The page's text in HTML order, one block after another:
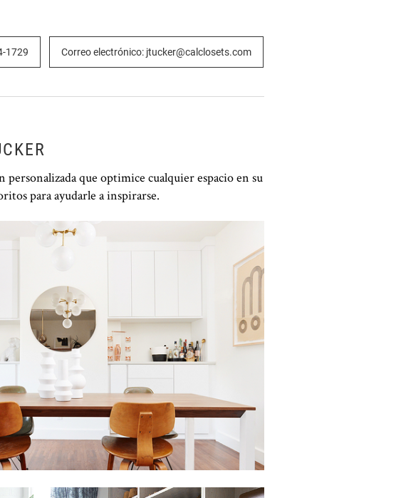
1729 Correo electrónico: jtucker@calclosets.com
que optimice cualquier espacio en su
para ayudarle a inspirarse.
Haga clic para ver la presentación